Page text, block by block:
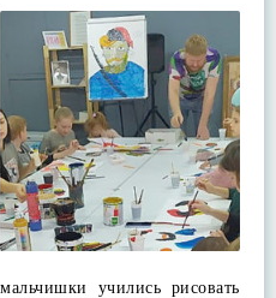
учились рисовать